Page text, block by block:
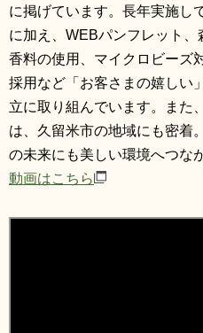
に掲げています。長年実施し
に加え、WEBパンフレット
香料の使用、マイクロビーズ
採用など「お客さまの嬉しい
立に取り組んでいます。また
は、久留米市の地域にも密着
の未来にも美しい環境へつな
動画はこちら